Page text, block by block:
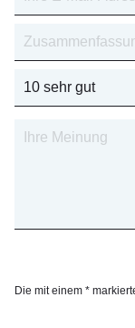
Die mit einem *